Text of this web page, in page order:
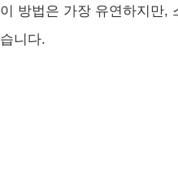
이 방법은 가장 유연하지만,
습니다.